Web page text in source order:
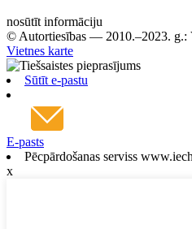
nosūtīt informāciju
© Autortiesības — 2010.–2023. g.:
Vietnes karte
Sūtīt e-pastu
E-pasts
Pēcpārdošanas serviss
x